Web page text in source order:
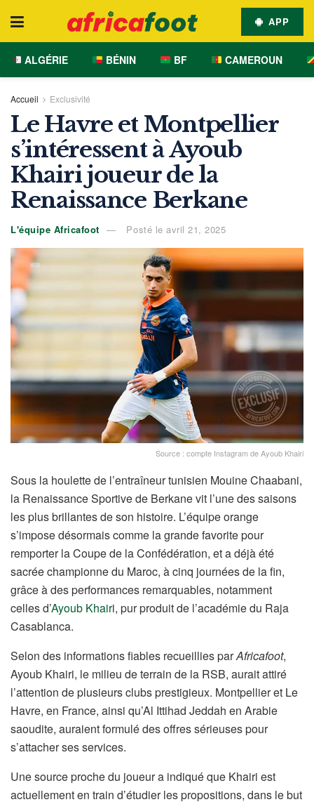
APP
ALGÉRIE BÉNIN BF CAMEROUN
Accueil Exclusivité
Le Havre et Montpellier
s’intéressent à Ayoub
Khairi joueur de la
Renaissance Berkane
L'équipe Africafoot Posté le avril 21, 2025
Source : compte Instagram de Ayoub Khairi
Sous la houlette de l’entraîneur tunisien Mouine Chaabani,
la Renaissance Sportive de Berkane vit l’une des saisons
les plus brillantes de son histoire. L’équipe orange
s’impose désormais comme la grande favorite pour
remporter la Coupe de la Confédération, et a déjà été
sacrée championne du Maroc, à cinq journées de la fin,
grâce à des performances remarquables, notamment
celles d’Ayoub Khairi, pur produit de l’académie du Raja
Casablanca.
Selon des informations fiables recueillies parAfricafoot,
Ayoub Khairi, le milieu de terrain de la RSB, aurait attiré
l’attention de plusieurs clubs prestigieux. Montpellier et Le
Havre, en France, ainsi qu’Al Ittihad Jeddah en Arabie
saoudite, auraient formulé des offres sérieuses pour
s’attacher ses services.
Une source proche du joueur a indiqué que Khairi est
actuellement en train d’étudier les propositions, dans le but